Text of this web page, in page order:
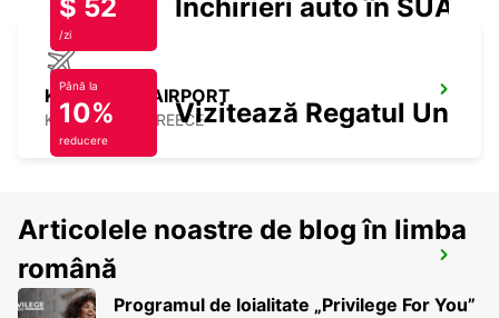
KEFALONIA AIRPORT
KEFALONIA - GREECE
PATRA AIRPORT ARAXOS
PATRA - GREECE
$ 52
/zi
Închirieri auto în SUA
Până la
10%
reducere
Vizitează Regatul Unit
Articolele noastre de blog în limba
română
Programul de loialitate „Privilege For You”